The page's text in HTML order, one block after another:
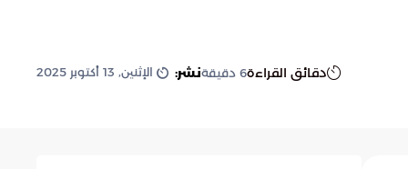
دقائق القراءة6 دقيقةنشر: الإثنين, 13 أكتوبر 2025